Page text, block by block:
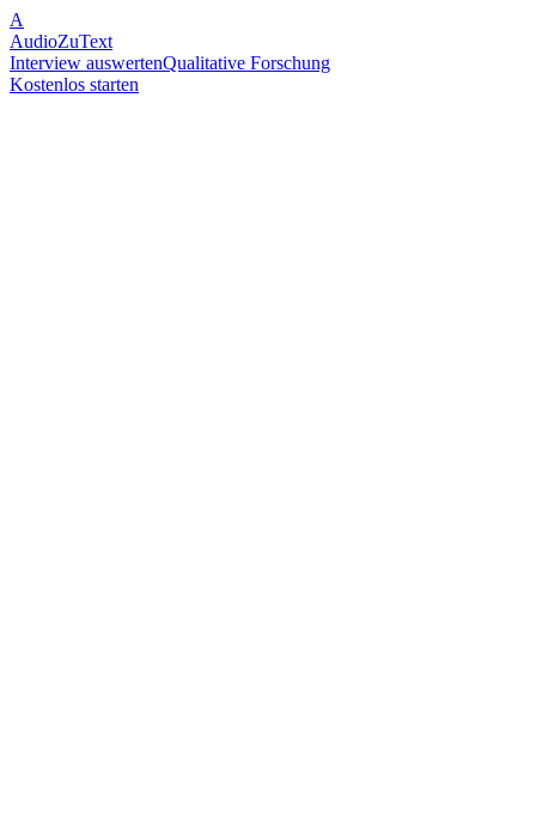
A
AudioZuText
Interview auswertenQualitative Forschung
Kostenlos starten